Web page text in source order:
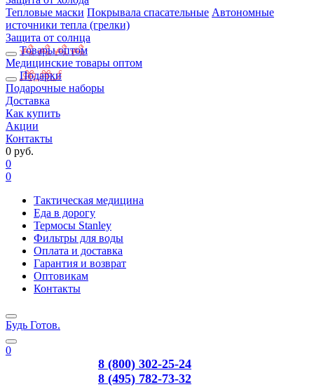
Тепловые маски Покрывала спасательные Автономные
источники тепла (грелки)
Защита от солнца
Товары оптом
Медицинские товары оптом
Подарки
Подарочные наборы
Доставка
Как купить
Акции
Контакты
0 руб.
0
0
Тактическая медицина
Еда в дорогу
Термосы Stanley
Фильтры для воды
Оплата и доставка
Гарантия и возврат
Оптовикам
Контакты
Будь Готов.
0
8 (800) 302-25-24
8 (495) 782-73-32